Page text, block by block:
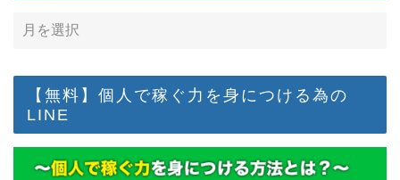
【無料】個人で稼ぐ力を身につける為の
LINE